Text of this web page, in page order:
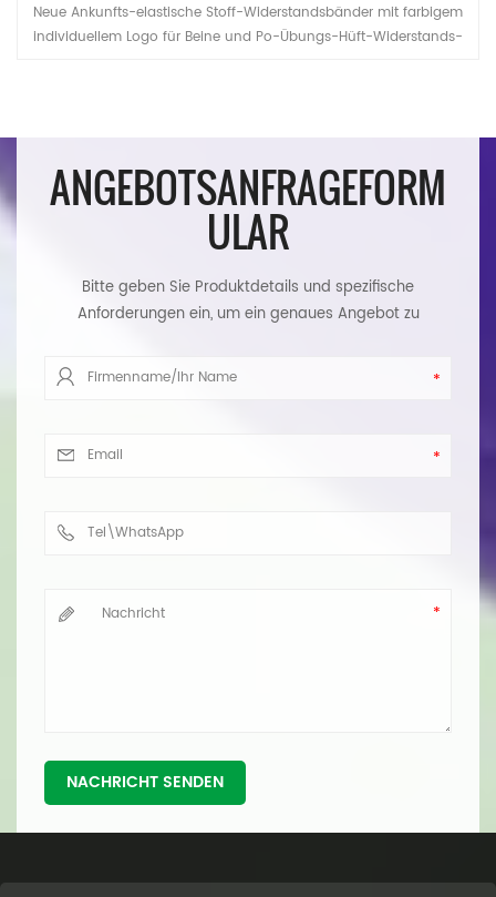
Neue Ankunfts-elastische Stoff-Widerstandsbänder mit farbigem
individuellem Logo für Beine und Po-Übungs-Hüft-Widerstands-
ANGEBOTSANFRAGEFORM
ULAR
Bitte geben Sie Produktdetails und spezifische
Anforderungen ein, um ein genaues Angebot zu
NACHRICHT SENDEN